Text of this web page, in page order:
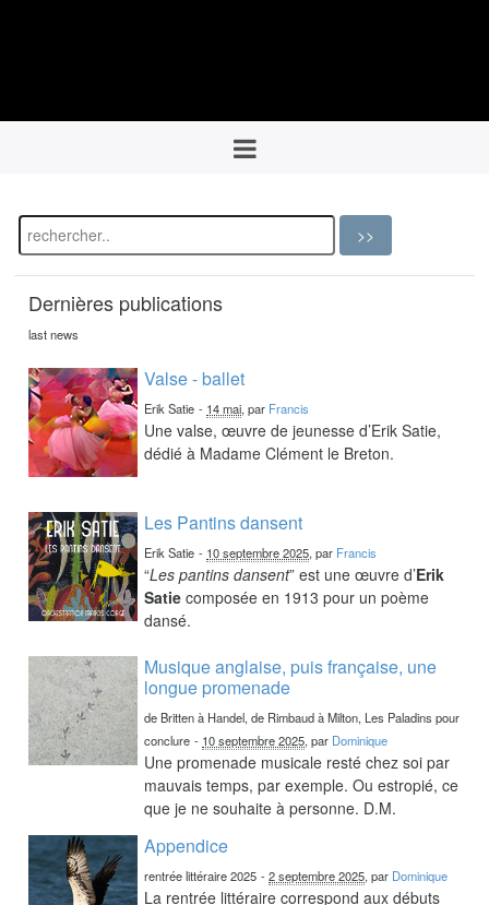
Dernières publications
last news
Valse - ballet
Erik Satie - 14 mai, par Francis
Une valse, œuvre de jeunesse d’Erik Satie,
dédié à Madame Clément le Breton.
Les Pantins dansent
Erik Satie - 10 septembre 2025, par Francis
“Les pantins dansent” est une œuvre d’Erik
Satie composée en 1913 pour un poème
dansé.
Musique anglaise, puis française, une
longue promenade
de Britten à Handel, de Rimbaud à Milton, Les Paladins pour
conclure - 10 septembre 2025, par Dominique
Une promenade musicale resté chez soi par
mauvais temps, par exemple. Ou estropié, ce
que je ne souhaite à personne. D.M.
Appendice
rentrée littéraire 2025 -2 septembre 2025, par Dominique
La rentrée littéraire correspond aux débuts